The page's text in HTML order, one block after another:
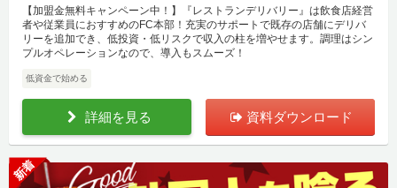
【加盟金無料キャンペーン中！】『レストランデリバリー』は飲食店経営
者や従業員におすすめのFC本部！充実のサポートで既存の店舗にデリバ
リーを追加でき、低投資・低リスクで収入の柱を増やせます。調理はシン
プルオペレーションなので、導入もスムーズ！
低資金で始める
詳細を見る 資料ダウンロード
新着